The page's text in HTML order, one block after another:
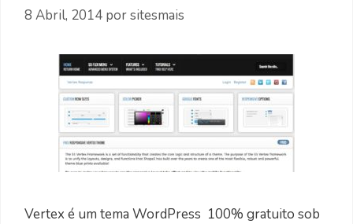
8 Abril, 2014 porsitesmais
Vertex é um tema WordPress 100% gratuito sob